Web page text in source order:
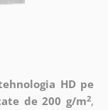
HD pe
de 200 g/m2,